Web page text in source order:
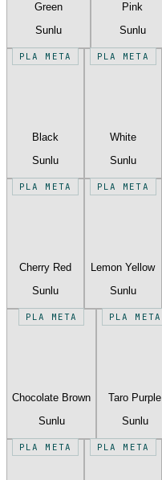
Green
Sunlu
Pink
Sunlu
PLA META
Black
Sunlu
PLA META
White
Sunlu
PLA META
Cherry Red
Sunlu
PLA META
Lemon Yellow
Sunlu
PLA META
Chocolate Brown
Sunlu
PLA META
Taro Purple
Sunlu
PLA META PLA META